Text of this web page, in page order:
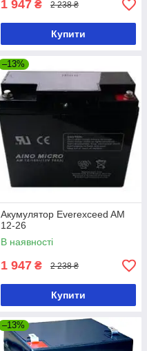
1 947 ₴ 2 238 ₴
Купити
–13%
Акумулятор Everexceed AM
12-26
В наявності
1 947 ₴ 2 238 ₴
Купити
–13%